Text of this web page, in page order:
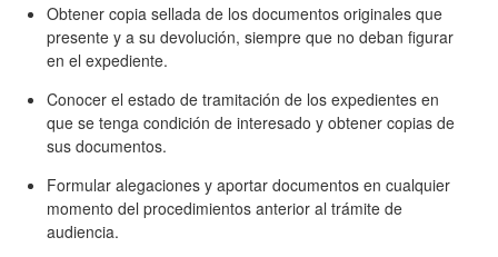
Obtener copia sellada de los documentos originales que
presente y a su devolución, siempre que no deban figurar
en el expediente.
Conocer el estado de tramitación de los expedientes en
que se tenga condición de interesado y obtener copias de
sus documentos.
Formular alegaciones y aportar documentos en cualquier
momento del procedimientos anterior al trámite de
audiencia.